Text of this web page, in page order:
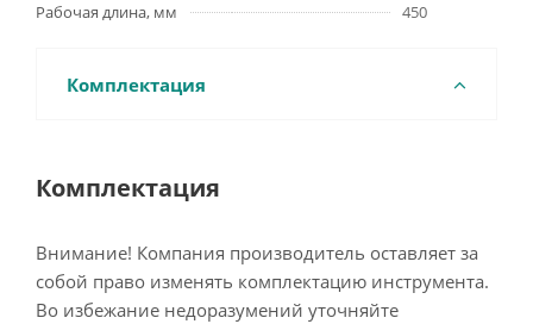
Рабочая длина, мм
450
Комплектация
Комплектация
Внимание! Компания производитель оставляет за
собой право изменять комплектацию инструмента.
Во избежание недоразумений уточняйте